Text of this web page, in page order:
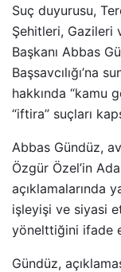
Suç duyurusu,
Şehitleri, Gazileri
Başkanı Abbas
Başsavcılığı’na
hakkında “kamu
“iftira” suçları
Abbas Gündüz,
Özgür Özel’in
açıklamalarında
işleyişi ve siyasi
yönelttiğini ifade
Gündüz,